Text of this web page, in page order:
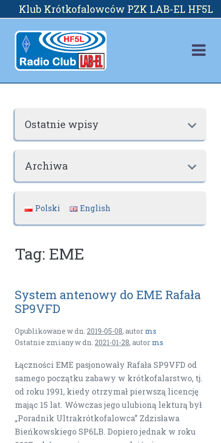
Skip
to
content
Klub Krótkofalowców PZK LAB-EL HF5L

Ostatnie wpisy

Archiwa
Polski English
Tag: EME
System antenowy do EME Rafała
SP9VFD
Opublikowane w dn. 2019-05-08, autor ms
Ostatnie zmiany w dn. 2021-01-28, autor ms
Łączności EME pasjonowały Rafała SP9VFD od
samego początku zabawy w krótkofalarstwo, tj.
od roku 1991, kiedy otrzymał pierwszą licencję
mając 15 lat. Wówczas jego ulubioną lekturą był
„Poradnik Ultrakrótkofalowca” Zdzisława
Bieńkowskiego SP6LB. Dopiero jednak w roku